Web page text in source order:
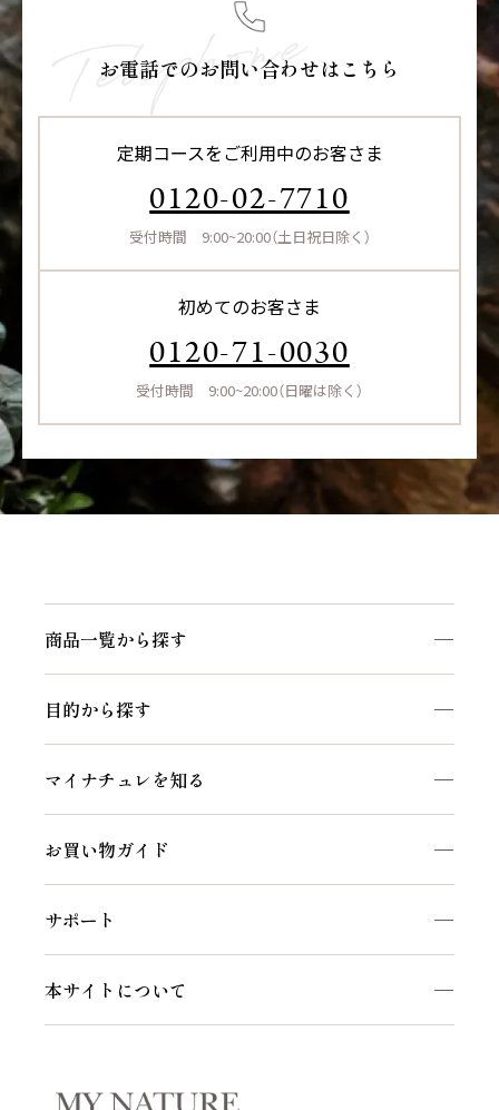
お電話でのお問い合わせはこちら
定期コースをご利用中のお客さま
0120-02-7710
受付時間 9:00~20:00（土日祝日除く）
初めてのお客さま
0120-71-0030
受付時間 9:00~20:00（日曜は除く）
商品一覧から探す
マイナチュレシリーズ
サポートアイテム
お得なおまとめ定期コース
目的から探す
ヘアケア
白髪ケア
インナーケア
マイナチュレを知る
マイナチュレコラム
セルフケア動画
お買い物ガイド
ご利用方法
会員特典について
サポート
よくあるご質問
本サイトについて